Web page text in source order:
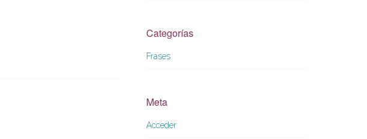
Categorías
Frases
Meta
Acceder